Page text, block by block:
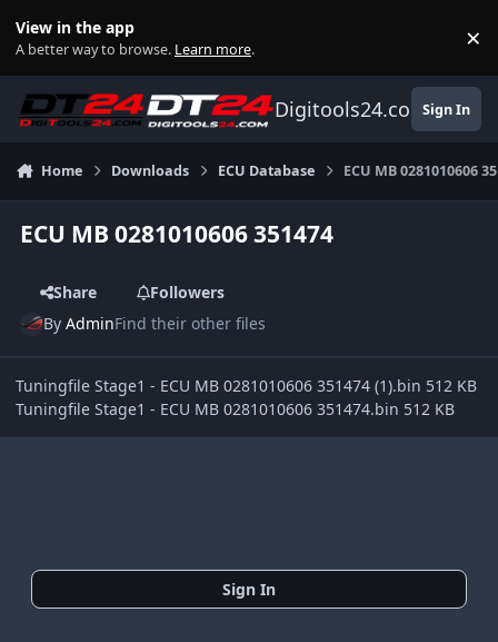
View in the app
A better way to browse. Learn more. ×
Digitools24.comSign In
Home Downloads ECU Database ECU MB 0281010606
ECU MB 0281010606 351474
Share
Followers
ByAdminFind their other files
Tuningfile Stage1 - ECU MB 0281010606 351474 (1).bin 512 KB
Tuningfile Stage1 - ECU MB 0281010606 351474.bin 512 KB
Sign In